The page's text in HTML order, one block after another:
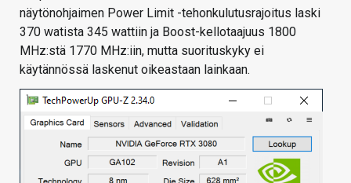
näytönohjaimen Power Limit -tehonkulutusrajoitus laski
370 watista 345 wattiin ja Boost-kellotaajuus 1800
MHz:stä 1770 MHz:iin, mutta suorituskyky ei
käytännössä laskenut oikeastaan lainkaan.